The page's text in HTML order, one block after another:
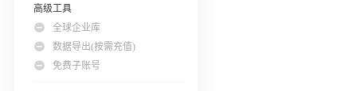
高级工具
全球企业库
数据导出(按需充值)
免费子账号